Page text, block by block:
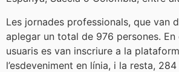
Les jornades professionals, que van
aplegar un total de 976 persones.
usuaris es van inscriure a la
l’esdeveniment en línia, i la resta,